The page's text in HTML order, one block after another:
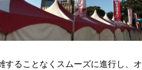
することなくスムーズに進行し、